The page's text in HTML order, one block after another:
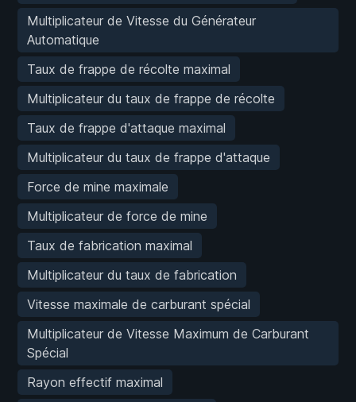
Multiplicateur de Vitesse du Générateur
Automatique
Taux de frappe de récolte maximal
Multiplicateur du taux de frappe de récolte
Taux de frappe d'attaque maximal
Multiplicateur du taux de frappe d'attaque
Force de mine maximale
Multiplicateur de force de mine
Taux de fabrication maximal
Multiplicateur du taux de fabrication
Vitesse maximale de carburant spécial
Multiplicateur de Vitesse Maximum de Carburant
Spécial
Rayon effectif maximal